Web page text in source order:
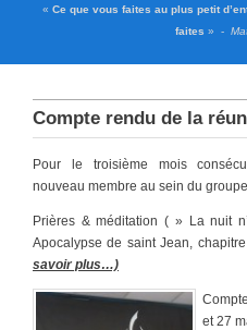
« Ce que vous faites au plus petit
faites » -
Compte rendu de la
Pour le troisième mois
nouveau membre au sein du
Prières & méditation ( » La nuit
Apocalypse de saint Jean,
savoir plus…)
et 27